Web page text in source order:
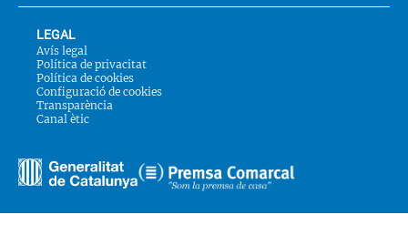
LEGAL
Avís legal
Política de privacitat
Política de cookies
Configuració de cookies
Transparència
Canal ètic